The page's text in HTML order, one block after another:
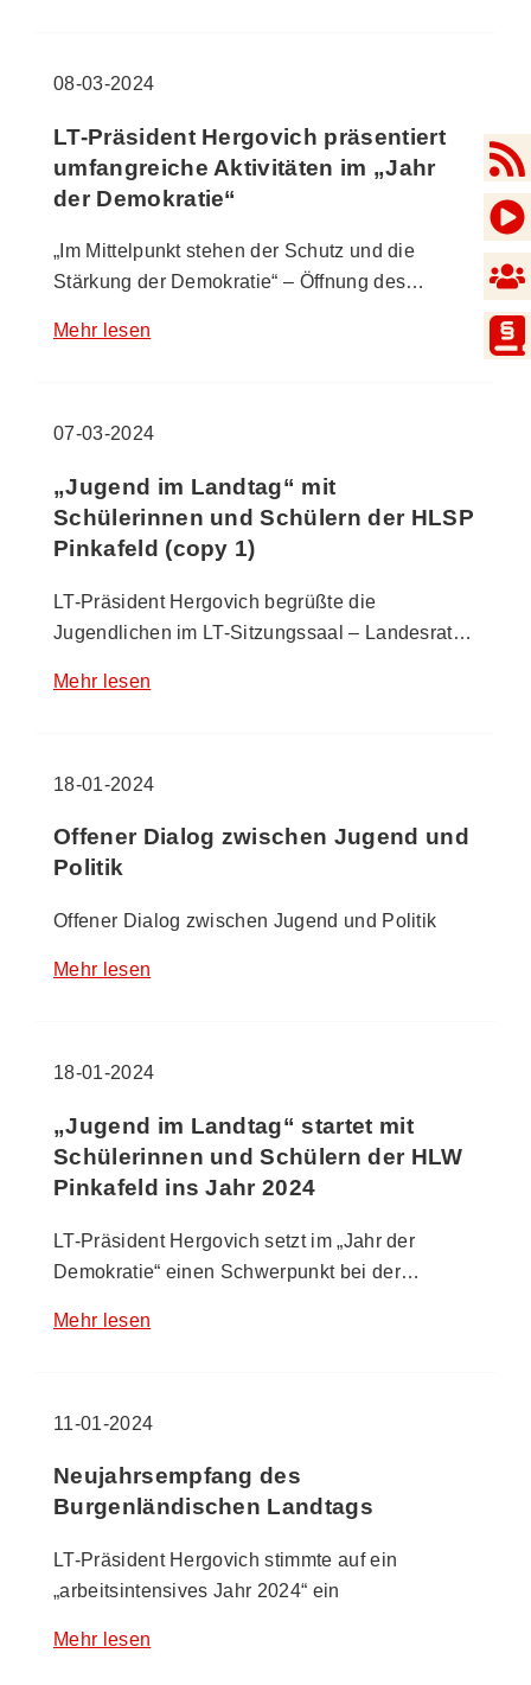
08-03-2024
LT-Präsident Hergovich präsentiert
umfangreiche Aktivitäten im „Jahr
der Demokratie“
„Im Mittelpunkt stehen der Schutz und die
Stärkung der Demokratie“ – Öffnung des…
Mehr lesen
07-03-2024
„Jugend im Landtag“ mit
Schülerinnen und Schülern der HLSP
Pinkafeld (copy 1)
LT-Präsident Hergovich begrüßte die
Jugendlichen im LT-Sitzungssaal – Landesrat…
Mehr lesen
18-01-2024
Offener Dialog zwischen Jugend und
Politik
Offener Dialog zwischen Jugend und Politik
Mehr lesen
18-01-2024
„Jugend im Landtag“ startet mit
Schülerinnen und Schülern der HLW
Pinkafeld ins Jahr 2024
LT-Präsident Hergovich setzt im „Jahr der
Demokratie“ einen Schwerpunkt bei der…
Mehr lesen
11-01-2024
Neujahrsempfang des
Burgenländischen Landtags
LT-Präsident Hergovich stimmte auf ein
„arbeitsintensives Jahr 2024“ ein
Mehr lesen